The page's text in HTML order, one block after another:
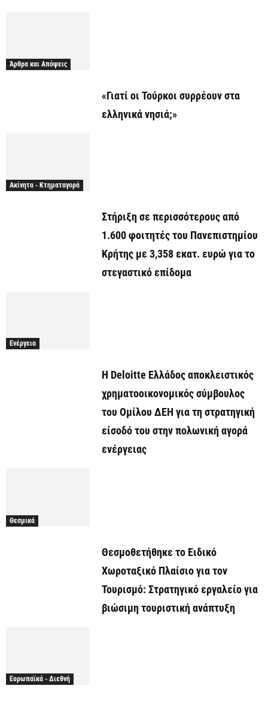
Άρθρα και Απόψεις
«Γιατί οι Τούρκοι συρρέουν στα
ελληνικά νησιά;»
Ακίνητα - Κτηματαγορά
Στήριξη σε περισσότερους από
1.600 φοιτητές του Πανεπιστημίου
Κρήτης με 3,358 εκατ. ευρώ για το
στεγαστικό επίδομα
Ενέργεια
Η Deloitte Ελλάδος αποκλειστικός
χρηματοοικονομικός σύμβουλος
του Ομίλου ΔΕΗ για τη στρατηγική
είσοδό του στην πολωνική αγορά
ενέργειας
Θεσμικά
Θεσμοθετήθηκε το Ειδικό
Χωροταξικό Πλαίσιο για τον
Τουρισμό: Στρατηγικό εργαλείο για
βιώσιμη τουριστική ανάπτυξη
Ευρωπαϊκά - Διεθνή